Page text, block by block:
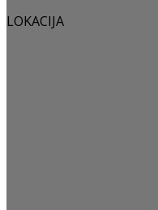
LOKACIJA